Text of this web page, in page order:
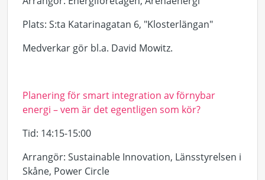
Plats: S:ta Katarinagatan 6, "Klosterlängan"
Medverkar gör bl.a. David Mowitz.
Planering för smart integration av förnybar
energi – vem är det egentligen som kör?
Tid: 14:15-15:00
Arrangör: Sustainable Innovation, Länsstyrelsen i
Skåne, Power Circle